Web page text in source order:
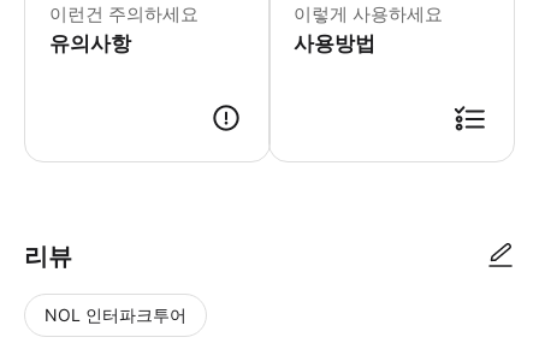
이런건 주의하세요
유의사항
이렇게 사용하세요
사용방법
리뷰
NOL 인터파크투어